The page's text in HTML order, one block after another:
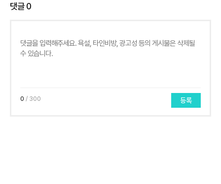
댓글0
0 / 300 등록